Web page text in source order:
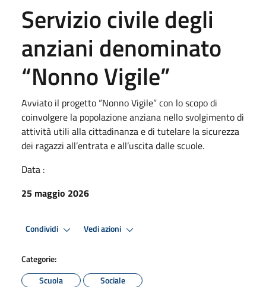
Servizio civile degli
anziani denominato
“Nonno Vigile”
Avviato il progetto “Nonno Vigile” con lo scopo di
coinvolgere la popolazione anziana nello svolgimento di
attività utili alla cittadinanza e di tutelare la sicurezza
dei ragazzi all’entrata e all’uscita dalle scuole.
Data :
25 maggio 2026
Condividi Vedi azioni
Categorie:
Scuola
Sociale